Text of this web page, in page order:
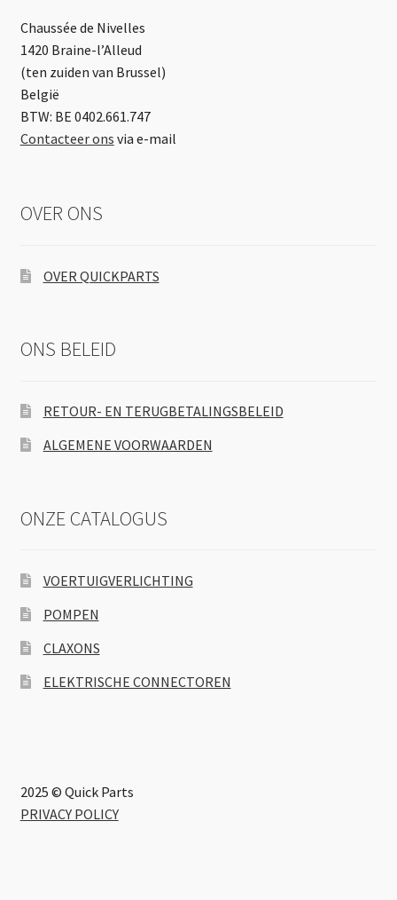
Chaussée de Nivelles
1420 Braine-l’Alleud
(ten zuiden van Brussel)
België
BTW: BE 0402.661.747
Contacteer ons via e-mail
OVER ONS
OVER QUICKPARTS
ONS BELEID
RETOUR- EN TERUGBETALINGSBELEID
ALGEMENE VOORWAARDEN
ONZE CATALOGUS
VOERTUIGVERLICHTING
POMPEN
CLAXONS
ELEKTRISCHE CONNECTOREN
2025 © Quick Parts
PRIVACY POLICY